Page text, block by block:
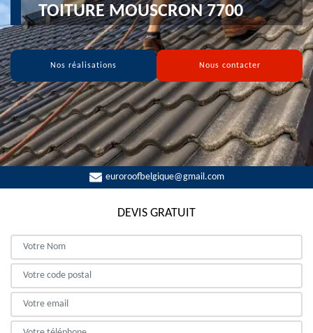
TOITURE MOUSCRON 7700
Nos réalisations Nous contacter
euroroofbelgique@gmail.com
DEVIS GRATUIT